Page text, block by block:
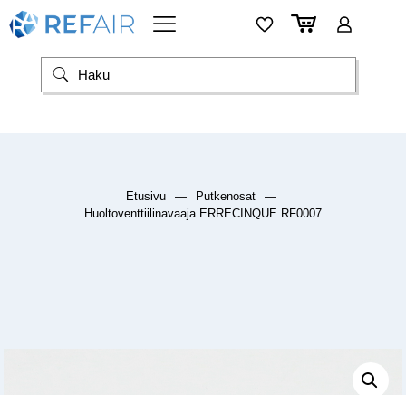
Etusivu — Putkenosat
—
Huoltoventtiilinavaaja ERRECINQUE RF0007